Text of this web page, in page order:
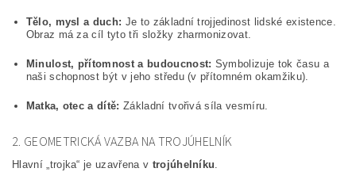
Tělo, mysl a duch: Je to základní trojjedinost lidské existence.
Obraz má za cíl tyto tři složky zharmonizovat.
Minulost, přítomnost a budoucnost: Symbolizuje tok času a
naši schopnost být v jeho středu (v přítomném okamžiku).
Matka, otec a dítě: Základní tvořivá síla vesmíru.
2. GEOMETRICKÁ VAZBA NA TROJÚHELNÍK
Hlavní „trojka“ je uzavřena v trojúhelníku.